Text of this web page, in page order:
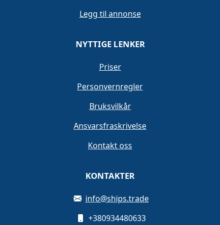
Legg til annonse
NYTTIGE LENKER
Priser
Personvernregler
Bruksvilkår
Ansvarsfraskrivelse
Kontakt oss
KONTAKTER
info@ships.trade
+380934480633